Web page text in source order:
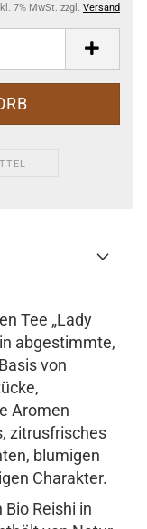
7% MwSt. zzgl. Versand
Tee „Lady
abgestimmte,
von
Aromen
zitrusfrisches
blumigen
Charakter.
Reishi in